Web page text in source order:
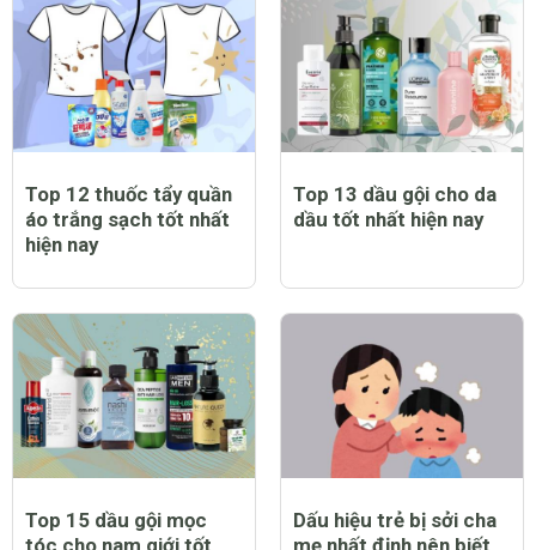
Top 12 thuốc tẩy quần
áo trắng sạch tốt nhất
hiện nay
Top 13 dầu gội cho da
dầu tốt nhất hiện nay
Top 15 dầu gội mọc
tóc cho nam giới tốt
Dấu hiệu trẻ bị sởi cha
mẹ nhất định nên biết